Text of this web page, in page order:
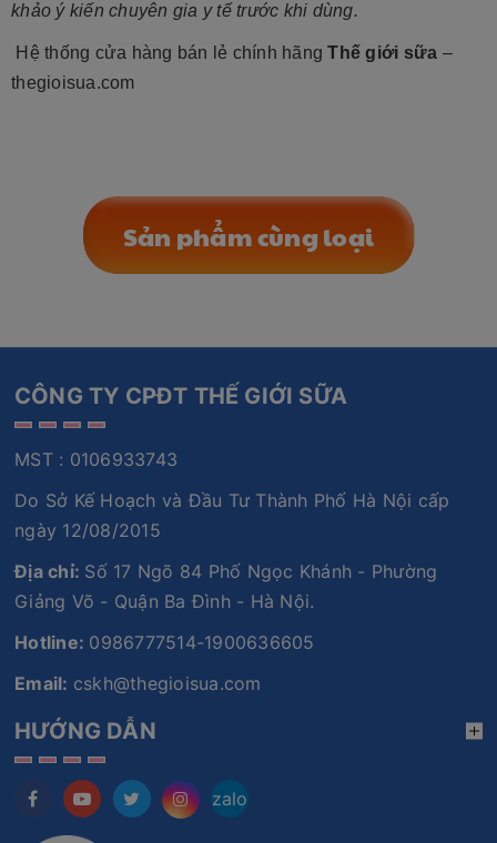
khảo ý kiến chuyên gia y tế trước khi dùng.
Hệ thống cửa hàng bán lẻ chính hãngThế giới sữa –
thegioisua.com
Sản phẩm cùng loại
CÔNG TY CPĐT THẾ GIỚI SỮA
MST : 0106933743
Do Sở Kế Hoạch và Đầu Tư Thành Phố Hà Nội cấp
ngày 12/08/2015
Địa chỉ: Số 17 Ngõ 84 Phố Ngọc Khánh - Phường
Giảng Võ - Quận Ba Đình - Hà Nội.
Hotline: 0986777514-1900636605
Email: cskh@thegioisua.com
HƯỚNG DẪN
zalo